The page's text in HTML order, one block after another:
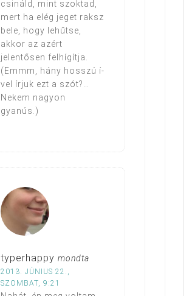
csináld, mint szoktad,
mert ha elég jeget raksz
bele, hogy lehűtse,
akkor az azért
jelentősen felhígítja.
(Emmm, hány hosszú í-
vel írjuk ezt a szót?…
Nekem nagyon
gyanús.)
typerhappy mondta
2013. JÚNIUS 22.,
SZOMBAT, 9:21